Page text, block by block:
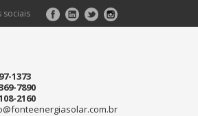
sociais
1373
7890
2160